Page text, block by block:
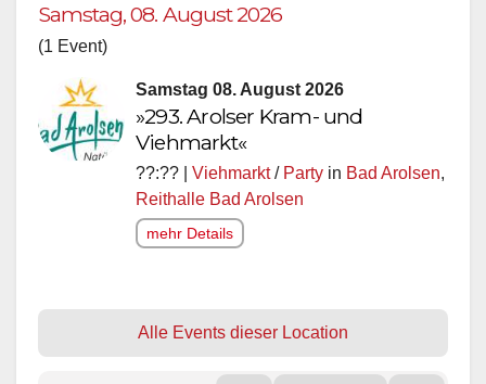
Samstag, 08. August 2026
(1 Event)
Samstag 08. August 2026
»293. Arolser Kram- und
Viehmarkt«
??:?? | Viehmarkt/ Party in Bad Arolsen,
Reithalle Bad Arolsen
mehr Details
Alle Events dieser Location